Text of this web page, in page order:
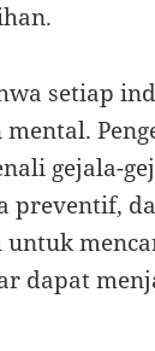
setiap
gejala-
preventif,
untuk
dapat